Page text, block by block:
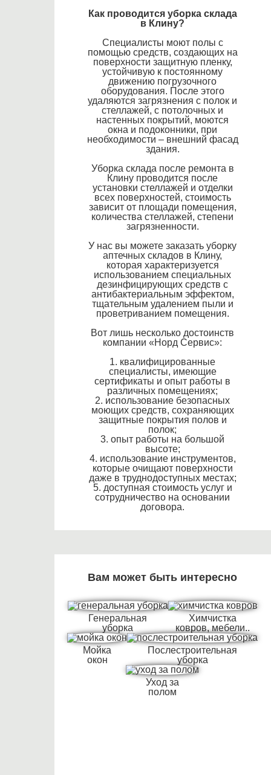
Как проводится уборка склада
в Клину?
Специалисты моют полы с
помощью средств, создающих на
поверхности защитную пленку,
устойчивую к постоянному
движению погрузочного
оборудования. После этого
удаляются загрязнения с полок и
стеллажей, с потолочных и
настенных покрытий, моются
окна и подоконники, при
необходимости – внешний фасад
здания.
Уборка склада после ремонта в
Клину проводится после
установки стеллажей и отделки
всех поверхностей, стоимость
зависит от площади помещения,
количества стеллажей, степени
загрязненности.
У нас вы можете заказать уборку
аптечных складов в Клину,
которая характеризуется
использованием специальных
дезинфицирующих средств с
антибактериальным эффектом,
тщательным удалением пыли и
проветриванием помещения.
Вот лишь несколько достоинств
компании «Норд Сервис»:
1. квалифицированные
специалисты, имеющие
сертификаты и опыт работы в
различных помещениях;
2. использование безопасных
моющих средств, сохраняющих
защитные покрытия полов и
полок;
3. опыт работы на большой
высоте;
4. использование инструментов,
которые очищают поверхности
даже в труднодоступных местах;
5. доступная стоимость услуг и
сотрудничество на основании
договора.
Вам может быть интересно
Генеральная
уборка
Химчистка
ковров, мебели..
Мойка
окон
Послестроительная
уборка
Уход за
полом